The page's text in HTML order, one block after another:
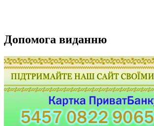
Допомога виданню